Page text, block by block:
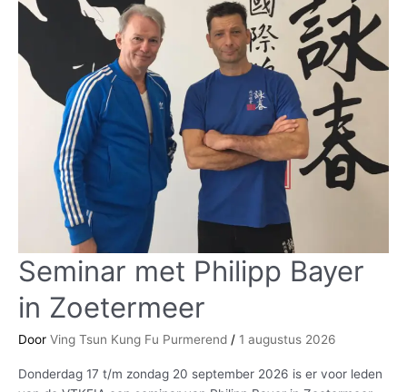
Seminar met Philipp Bayer
in Zoetermeer
Door Ving Tsun Kung Fu Purmerend / 1 augustus 2026
Donderdag 17 t/m zondag 20 september 2026 is er voor leden
Seminar
met
Philipp
Bayer
in